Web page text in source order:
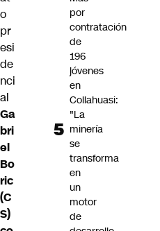
o
pr
esi
de
nci
al
Ga
bri
el
Bo
ric
(C
S)
por
contratación
de
196
jóvenes
en
Collahuasi:
"La
minería
se
transforma
en
un
motor
de